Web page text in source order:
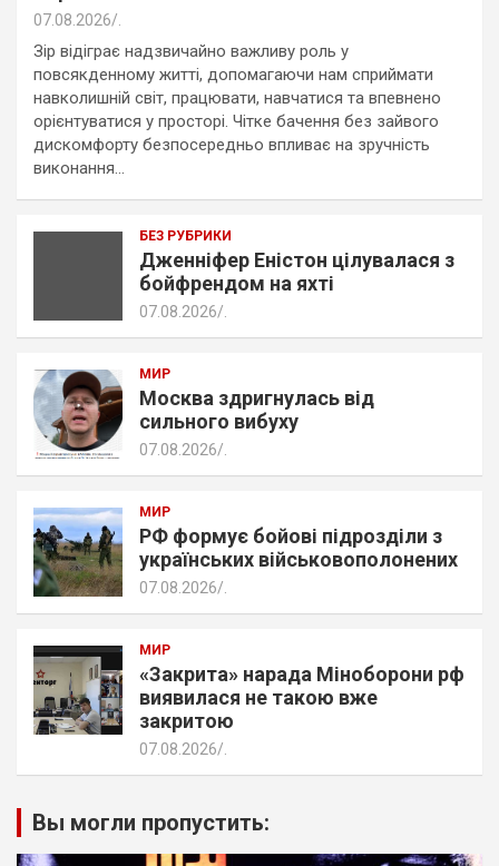
07.08.2026
Зір відіграє надзвичайно важливу роль у
повсякденному житті, допомагаючи нам сприймати
навколишній світ, працювати, навчатися та впевнено
орієнтуватися у просторі. Чітке бачення без зайвого
дискомфорту безпосередньо впливає на зручність
виконання…
БЕЗ РУБРИКИ
Дженніфер Еністон цілувалася з
бойфрендом на яхті
07.08.2026
МИР
Москва здригнулась від
сильного вибуху
07.08.2026
МИР
РФ формує бойові підрозділи з
українських військовополонених
07.08.2026
МИР
«Закрита» нарада Міноборони рф
виявилася не такою вже
закритою
07.08.2026
Вы могли пропустить: